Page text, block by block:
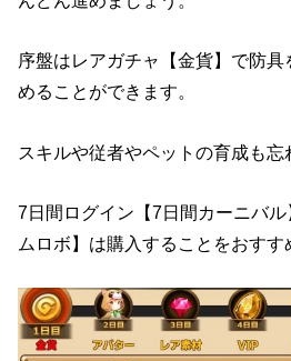
序盤はレアガチャ【金貨】で防
めることができます。
スキルや従者やペットの育成も忘
7日間ログイン【7日間カーニバ
ムロボ】は購入することをおすす